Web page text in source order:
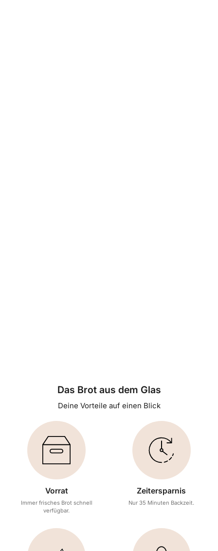
Das Brot aus dem Glas
Deine Vorteile auf einen Blick
Vorrat
Immer frisches Brot schnell
verfügbar.
Zeitersparnis
Nur 35 Minuten Backzeit.